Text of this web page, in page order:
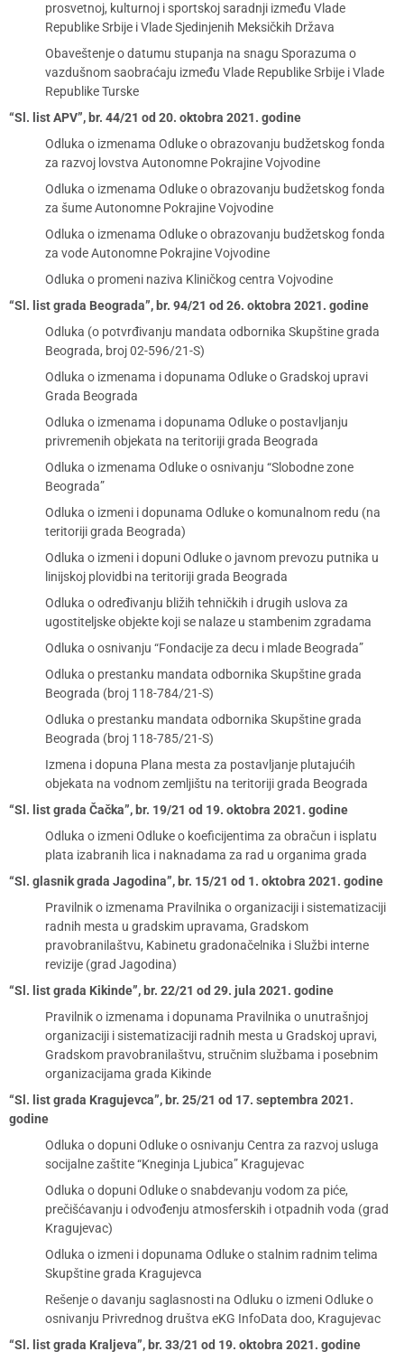
prosvetnoj, kulturnoj i sportskoj saradnji između Vlade
Republike Srbije i Vlade Sjedinjenih Meksičkih Država
Obaveštenje o datumu stupanja na snagu Sporazuma o
vazdušnom saobraćaju između Vlade Republike Srbije i Vlade
Republike Turske
“Sl. list APV”, br. 44/21 od 20. oktobra 2021. godine
Odluka o izmenama Odluke o obrazovanju budžetskog fonda
za razvoj lovstva Autonomne Pokrajine Vojvodine
Odluka o izmenama Odluke o obrazovanju budžetskog fonda
za šume Autonomne Pokrajine Vojvodine
Odluka o izmenama Odluke o obrazovanju budžetskog fonda
za vode Autonomne Pokrajine Vojvodine
Odluka o promeni naziva Kliničkog centra Vojvodine
“Sl. list grada Beograda”, br. 94/21 od 26. oktobra 2021. godine
Odluka (o potvrđivanju mandata odbornika Skupštine grada
Beograda, broj 02-596/21-S)
Odluka o izmenama i dopunama Odluke o Gradskoj upravi
Grada Beograda
Odluka o izmenama i dopunama Odluke o postavljanju
privremenih objekata na teritoriji grada Beograda
Odluka o izmenama Odluke o osnivanju “Slobodne zone
Beograda”
Odluka o izmeni i dopunama Odluke o komunalnom redu (na
teritoriji grada Beograda)
Odluka o izmeni i dopuni Odluke o javnom prevozu putnika u
linijskoj plovidbi na teritoriji grada Beograda
Odluka o određivanju bližih tehničkih i drugih uslova za
ugostiteljske objekte koji se nalaze u stambenim zgradama
Odluka o osnivanju “Fondacije za decu i mlade Beograda”
Odluka o prestanku mandata odbornika Skupštine grada
Beograda (broj 118-784/21-S)
Odluka o prestanku mandata odbornika Skupštine grada
Beograda (broj 118-785/21-S)
Izmena i dopuna Plana mesta za postavljanje plutajućih
objekata na vodnom zemljištu na teritoriji grada Beograda
“Sl. list grada Čačka”, br. 19/21 od 19. oktobra 2021. godine
Odluka o izmeni Odluke o koeficijentima za obračun i isplatu
plata izabranih lica i naknadama za rad u organima grada
“Sl. glasnik grada Jagodina”, br. 15/21 od 1. oktobra 2021. godine
Pravilnik o izmenama Pravilnika o organizaciji i sistematizaciji
radnih mesta u gradskim upravama, Gradskom
pravobranilaštvu, Kabinetu gradonačelnika i Službi interne
revizije (grad Jagodina)
“Sl. list grada Kikinde”, br. 22/21 od 29. jula 2021. godine
Pravilnik o izmenama i dopunama Pravilnika o unutrašnjoj
organizaciji i sistematizaciji radnih mesta u Gradskoj upravi,
Gradskom pravobranilaštvu, stručnim službama i posebnim
organizacijama grada Kikinde
“Sl. list grada Kragujevca”, br. 25/21 od 17. septembra 2021.
godine
Odluka o dopuni Odluke o osnivanju Centra za razvoj usluga
socijalne zaštite “Kneginja Ljubica” Kragujevac
Odluka o dopuni Odluke o snabdevanju vodom za piće,
prečišćavanju i odvođenju atmosferskih i otpadnih voda (grad
Kragujevac)
Odluka o izmeni i dopunama Odluke o stalnim radnim telima
Skupštine grada Kragujevca
Rešenje o davanju saglasnosti na Odluku o izmeni Odluke o
osnivanju Privrednog društva eKG InfoData doo, Kragujevac
“Sl. list grada Kraljeva”, br. 33/21 od 19. oktobra 2021. godine